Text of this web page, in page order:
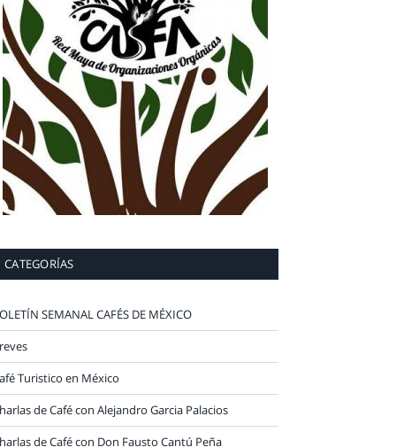
CATEGORÍAS
SEMANAL CAFÉS DE MÉXICO
Turistico en México
de Café con Alejandro Garcia Palacios
de Café con Don Fausto Cantú Peña